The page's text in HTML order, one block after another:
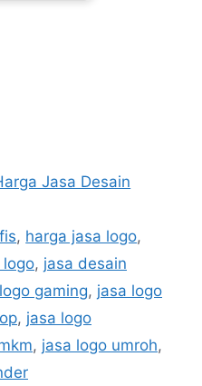
Jasa Desain
, harga jasa logo,
logo, jasa desain
gaming, jasa logo
, jasa logo
, jasa logo umroh,